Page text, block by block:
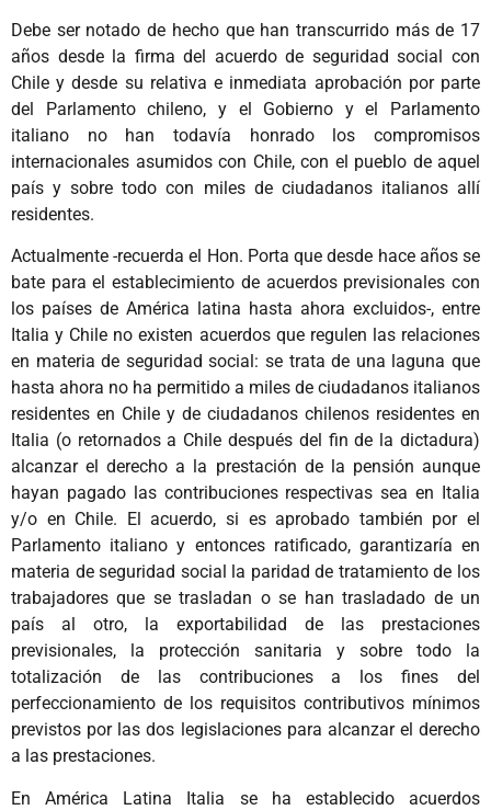
Debe ser notado de hecho que han transcurrido más de 17
años desde la firma del acuerdo de seguridad social con
Chile y desde su relativa e inmediata aprobación por parte
del Parlamento chileno, y el Gobierno y el Parlamento
italiano no han todavía honrado los compromisos
internacionales asumidos con Chile, con el pueblo de aquel
país y sobre todo con miles de ciudadanos italianos allí
residentes.
Actualmente -recuerda el Hon. Porta que desde hace años se
bate para el establecimiento de acuerdos previsionales con
los países de América latina hasta ahora excluidos-, entre
Italia y Chile no existen acuerdos que regulen las relaciones
en materia de seguridad social: se trata de una laguna que
hasta ahora no ha permitido a miles de ciudadanos italianos
residentes en Chile y de ciudadanos chilenos residentes en
Italia (o retornados a Chile después del fin de la dictadura)
alcanzar el derecho a la prestación de la pensión aunque
hayan pagado las contribuciones respectivas sea en Italia
y/o en Chile. El acuerdo, si es aprobado también por el
Parlamento italiano y entonces ratificado, garantizaría en
materia de seguridad social la paridad de tratamiento de los
trabajadores que se trasladan o se han trasladado de un
país al otro, la exportabilidad de las prestaciones
previsionales, la protección sanitaria y sobre todo la
totalización de las contribuciones a los fines del
perfeccionamiento de los requisitos contributivos mínimos
previstos por las dos legislaciones para alcanzar el derecho
a las prestaciones.
En América Latina Italia se ha establecido acuerdos